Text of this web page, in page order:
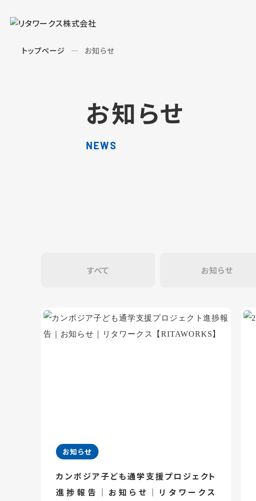
トップページ お知らせ
お知らせ
NEWS
すべて お知らせ
お知らせ
カンボジア子ども通学支援プロジェクト
進捗報告｜お知らせ｜リタワークス